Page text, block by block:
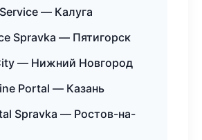
— Калуга
Spravka — Пятигорск
— Нижний Новгород
Portal — Казань
Spravka — Ростов-на-